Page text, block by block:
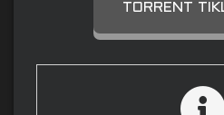
TORRENT